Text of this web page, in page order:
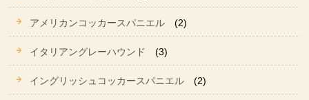
アメリカンコッカースパニエル (2)
イタリアングレーハウンド (3)
イングリッシュコッカースパニエル (2)